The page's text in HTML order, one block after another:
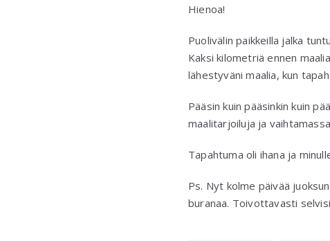
Hienoa!
Puolivälin paikkeilla jalka
Kaksi kilometriä ennen
lähestyväni maalia, kun
Pääsin kuin pääsinkin kuin
maalitarjoiluja ja
Tapahtuma oli ihana ja
Ps. Nyt kolme päivää
buranaa. Toivottavasti